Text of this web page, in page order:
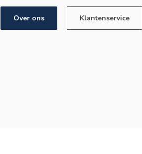
Over ons Klantenservice